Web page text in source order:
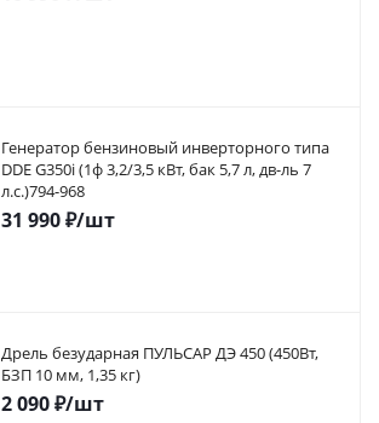
Генератор бензиновый инверторного типа
DDE G350i (1ф 3,2/3,5 кВт, бак 5,7 л, дв-ль 7
л.с.)794-968
31 990₽/шт
Дрель безударная ПУЛЬСАР ДЭ 450 (450Вт,
БЗП 10 мм, 1,35 кг)
2 090₽/шт